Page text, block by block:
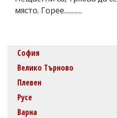
място. Горее............
София
Велико Търново
Плевен
Русе
Варна